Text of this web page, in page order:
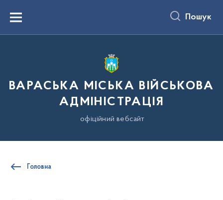
вмістуMenu Пошук
ВАРАСЬКА МІСЬКА ВІЙСЬКОВА
АДМІНІСТРАЦІЯ
офіційний вебсайт
Головна